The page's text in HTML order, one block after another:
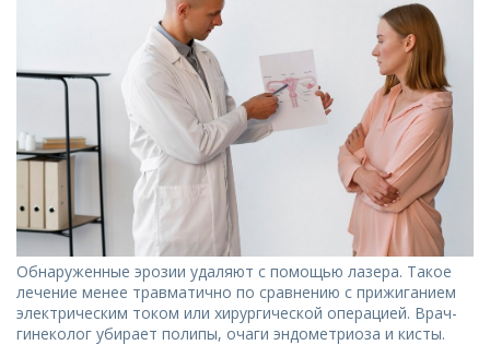
Обнаруженные эрозии удаляют с помощью лазера. Такое
лечение менее травматично по сравнению с прижиганием
электрическим током или хирургической операцией. Врач-
гинеколог убирает полипы, очаги эндометриоза и кисты.